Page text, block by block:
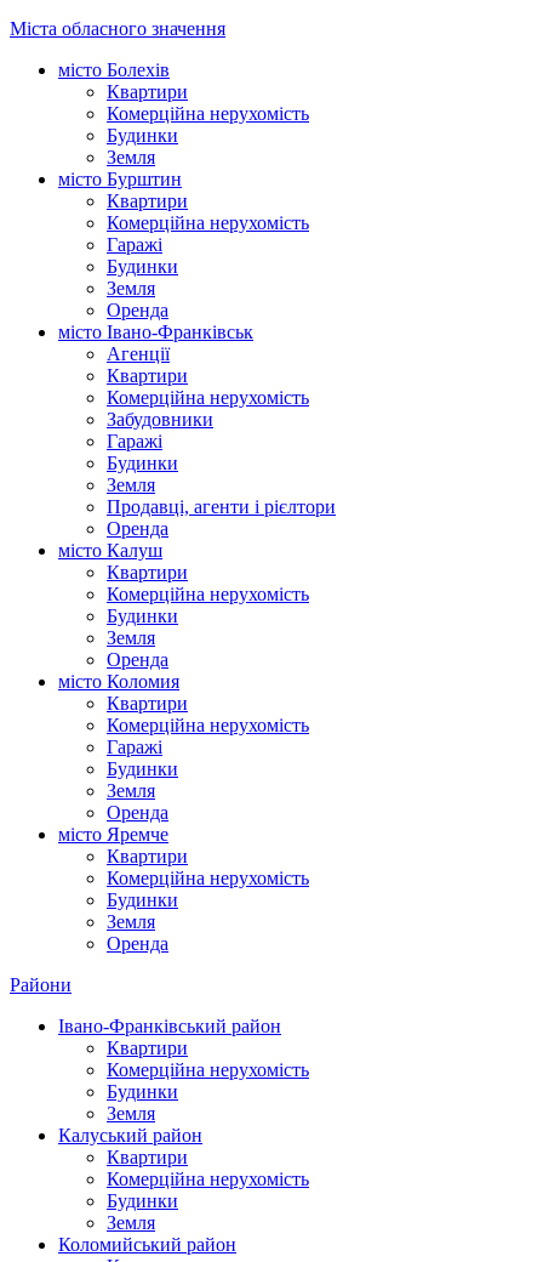
Міста обласного значення
місто Болехів
Квартири
Комерційна нерухомість
Будинки
Земля
місто Бурштин
Квартири
Комерційна нерухомість
Гаражі
Будинки
Земля
Оренда
місто Івано-Франківськ
Агенції
Квартири
Комерційна нерухомість
Забудовники
Гаражі
Будинки
Земля
Продавці, агенти і рієлтори
Оренда
місто Калуш
Квартири
Комерційна нерухомість
Будинки
Земля
Оренда
місто Коломия
Квартири
Комерційна нерухомість
Гаражі
Будинки
Земля
Оренда
місто Яремче
Квартири
Комерційна нерухомість
Будинки
Земля
Оренда
Райони
Івано-Франківський район
Квартири
Комерційна нерухомість
Будинки
Земля
Калуський район
Квартири
Комерційна нерухомість
Будинки
Земля
Коломийський район